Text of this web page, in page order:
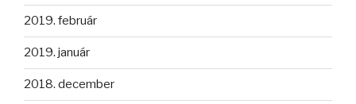
2019. február
2019. január
2018. december